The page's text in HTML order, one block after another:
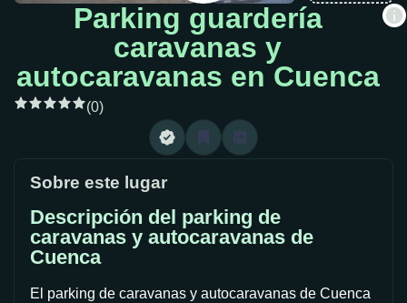
Parking guardería
caravanas y
autocaravanas en Cuenca
(0)
Sobre este lugar
Descripción del parking de
caravanas y autocaravanas de
Cuenca
El parking de caravanas y autocaravanas de Cuenca